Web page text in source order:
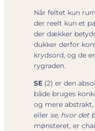
Når feltet kun
der reelt kun et
der dækker
dukker derfor
krydsord, og de
rygraden.
SE (2) er den
både bruges
og mere
eller se, hvor det
mønsteret, er